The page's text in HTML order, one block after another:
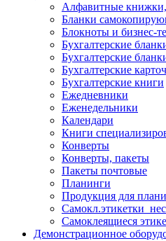
Алфавитные
Бланки
Блокноты и бизнес-
Бухгалтерские
Бухгалтерские
Бухгалтерские
Бухгалтерские книги
Ежедневники
Еженедельники
Календари
Книги
Конверты
Конверты, пакеты
Пакеты почтовые
Планинги
Продукция для
Самоклеящиеся
Демонстрационное